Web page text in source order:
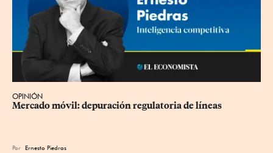
OPINIÓN
Mercado móvil: depuración regulatoria de líneas
Por Ernesto Piedras